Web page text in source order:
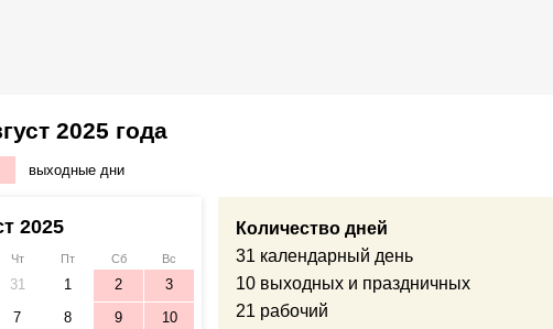
2025 года
выходные дни
2025
Чт Пт Сб
Вс
31 1 2 3
7 8 9 10
Количество дней
31 календарный день
10 выходных и праздничных
21 рабочий